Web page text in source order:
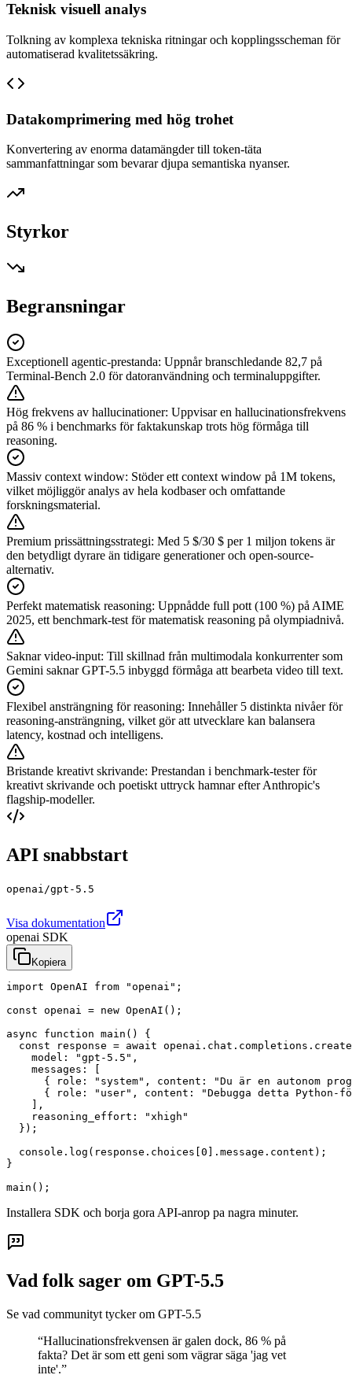
Teknisk visuell analys
Tolkning av komplexa tekniska ritningar och kopplingsscheman för
automatiserad kvalitetssäkring.
Datakomprimering med hög trohet
Konvertering av enorma datamängder till token-täta
sammanfattningar som bevarar djupa semantiska nyanser.
Styrkor
Begransningar
Exceptionell agentic-prestanda: Uppnår branschledande 82,7 på
Terminal-Bench 2.0 för datoranvändning och terminaluppgifter.
Hög frekvens av hallucinationer: Uppvisar en hallucinationsfrekvens
på 86 % i benchmarks för faktakunskap trots hög förmåga till
reasoning.
Massiv context window: Stöder ett context window på 1M tokens,
vilket möjliggör analys av hela kodbaser och omfattande
forskningsmaterial.
Premium prissättningsstrategi: Med 5 $/30 $ per 1 miljon tokens är
den betydligt dyrare än tidigare generationer och open-source-
alternativ.
Perfekt matematisk reasoning: Uppnådde full pott (100 %) på AIME
2025, ett benchmark-test för matematisk reasoning på olympiadnivå.
Saknar video-input: Till skillnad från multimodala konkurrenter som
Gemini saknar GPT-5.5 inbyggd förmåga att bearbeta video till text.
Flexibel ansträngning för reasoning: Innehåller 5 distinkta nivåer för
reasoning-ansträngning, vilket gör att utvecklare kan balansera
latency, kostnad och intelligens.
Bristande kreativt skrivande: Prestandan i benchmark-tester för
kreativt skrivande och poetiskt uttryck hamnar efter Anthropic's
flagship-modeller.
API snabbstart
openai/gpt-5.5
Visa dokumentation
openai SDK
Kopiera
import OpenAI from "openai";
const openai = new OpenAI();
async function main() {
const response = await
    model: "gpt-5.5",
    messages: [
{ role: "system", content: "Du är en autonom
{ role: "user", content: "Debugga detta Python-
    ],
    reasoning_effort: "xhigh"
  });
  console.log(response.choices[0].message.content);
}
main();
Installera SDK och borja gora API-anrop pa nagra minuter.
Vad folk sager om GPT-5.5
Se vad communityt tycker om GPT-5.5
“Hallucinationsfrekvensen är galen dock, 86 % på
fakta? Det är som ett geni som vägrar säga 'jag vet
inte'.”